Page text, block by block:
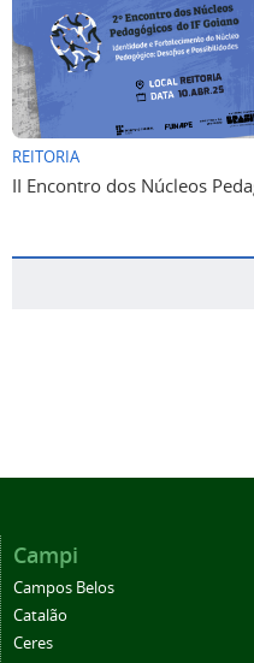
REITORIA
II Encontro dos Núcleos
Campos Belos
Catalão
Ceres
Cristalina